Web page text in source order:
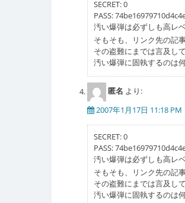
SECRET: 0
PASS:
汚い爆弾は必ずしも高レ
そもそも、リンク先の記
その盗難にまでは言及し
汚い爆弾に固執するのは
匿名 より:
2007年1月17日 11:18 PM
SECRET: 0
PASS:
汚い爆弾は必ずしも高レ
そもそも、リンク先の記
その盗難にまでは言及し
汚い爆弾に固執するのは